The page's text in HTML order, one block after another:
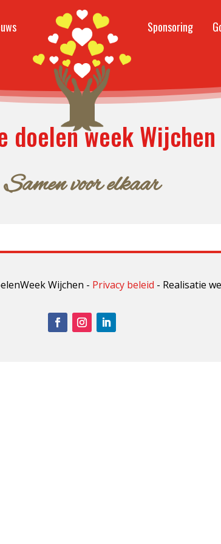
Sponsoring
doelen week Wijchen
Samen voor elkaar
Wijchen - Privacy beleid - Realisatie